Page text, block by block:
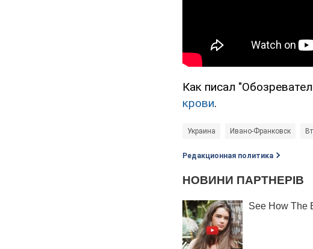
Как писал
крови.
Украина Ивано-Франковск
Редакционная политика